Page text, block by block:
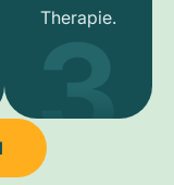
Therapie.
3